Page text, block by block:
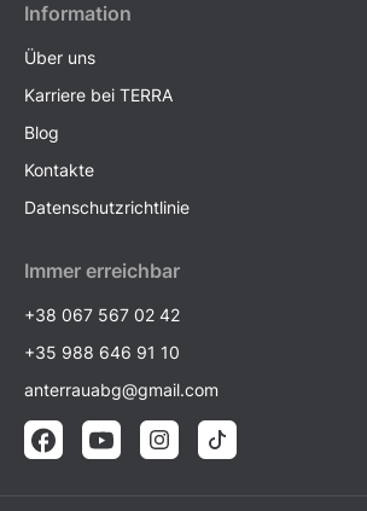
Information
Über uns
Karriere bei TERRA
Blog
Kontakte
Datenschutzrichtlinie
Immer erreichbar
+38 067 567 02 42
+35 988 646 91 10
anterrauabg@gmail.com